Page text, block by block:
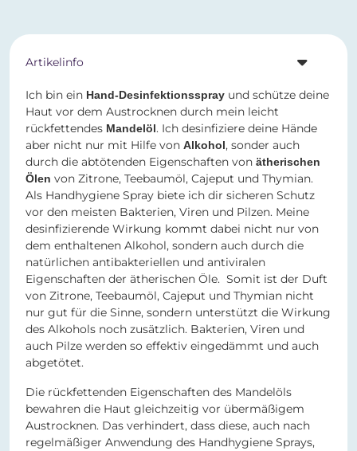
Artikelinfo
Ich bin ein Hand-Desinfektionsspray und schütze deine
Haut vor dem Austrocknen durch mein leicht
rückfettendes Mandelöl. Ich desinfiziere deine Hände
aber nicht nur mit Hilfe von Alkohol, sonder auch
durch die abtötenden Eigenschaften von ätherischen
Ölen von Zitrone, Teebaumöl, Cajeput und Thymian.
Als Handhygiene Spray biete ich dir sicheren Schutz
vor den meisten Bakterien, Viren und Pilzen. Meine
desinfizierende Wirkung kommt dabei nicht nur von
dem enthaltenen Alkohol, sondern auch durch die
natürlichen antibakteriellen und antiviralen
Eigenschaften der ätherischen Öle. Somit ist der Duft
von Zitrone, Teebaumöl, Cajeput und Thymian nicht
nur gut für die Sinne, sondern unterstützt die Wirkung
des Alkohols noch zusätzlich. Bakterien, Viren und
auch Pilze werden so effektiv eingedämmt und auch
abgetötet.
Die rückfettenden Eigenschaften des Mandelöls
bewahren die Haut gleichzeitig vor übermäßigem
Austrocknen. Das verhindert, dass diese, auch nach
regelmäßiger Anwendung des Handhygiene Sprays,